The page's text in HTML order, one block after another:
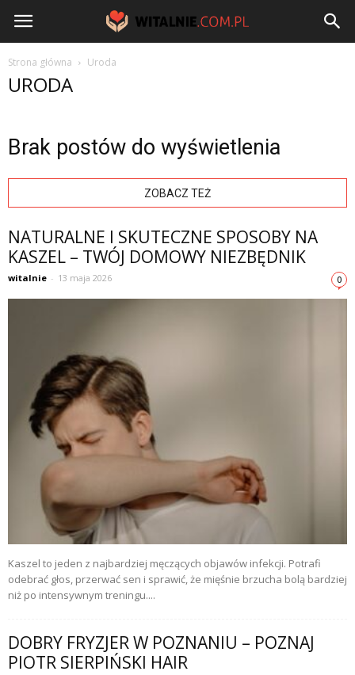
Witalnie.com.pl
Strona główna Uroda
URODA
Brak postów do wyświetlenia
ZOBACZ TEŻ
NATURALNE I SKUTECZNE SPOSOBY NA
KASZEL – TWÓJ DOMOWY NIEZBĘDNIK
witalnie - 13 maja 2026 0
Kaszel to jeden z najbardziej męczących objawów infekcji. Potrafi
odebrać głos, przerwać sen i sprawić, że mięśnie brzucha bolą bardziej
niż po intensywnym treningu....
DOBRY FRYZJER W POZNANIU – POZNAJ
PIOTR SIERPIŃSKI HAIR